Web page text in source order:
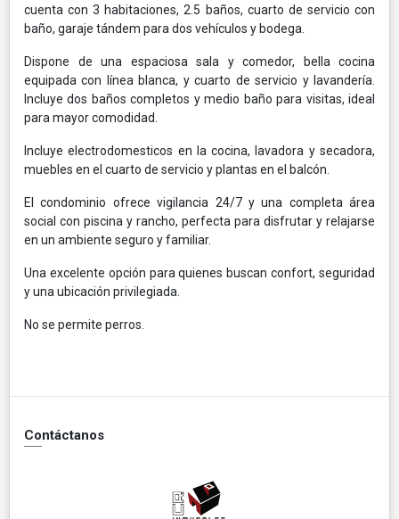
cuenta con 3 habitaciones, 2.5 baños, cuarto de servicio con
baño, garaje tándem para dos vehículos y bodega.
Dispone de una espaciosa sala y comedor, bella cocina
equipada con línea blanca, y cuarto de servicio y lavandería.
Incluye dos baños completos y medio baño para visitas, ideal
para mayor comodidad.
Incluye electrodomesticos en la cocina, lavadora y secadora,
muebles en el cuarto de servicio y plantas en el balcón.
El condominio ofrece vigilancia 24/7 y una completa área
social con piscina y rancho, perfecta para disfrutar y relajarse
en un ambiente seguro y familiar.
Una excelente opción para quienes buscan confort, seguridad
y una ubicación privilegiada.
No se permite perros.
Contáctanos